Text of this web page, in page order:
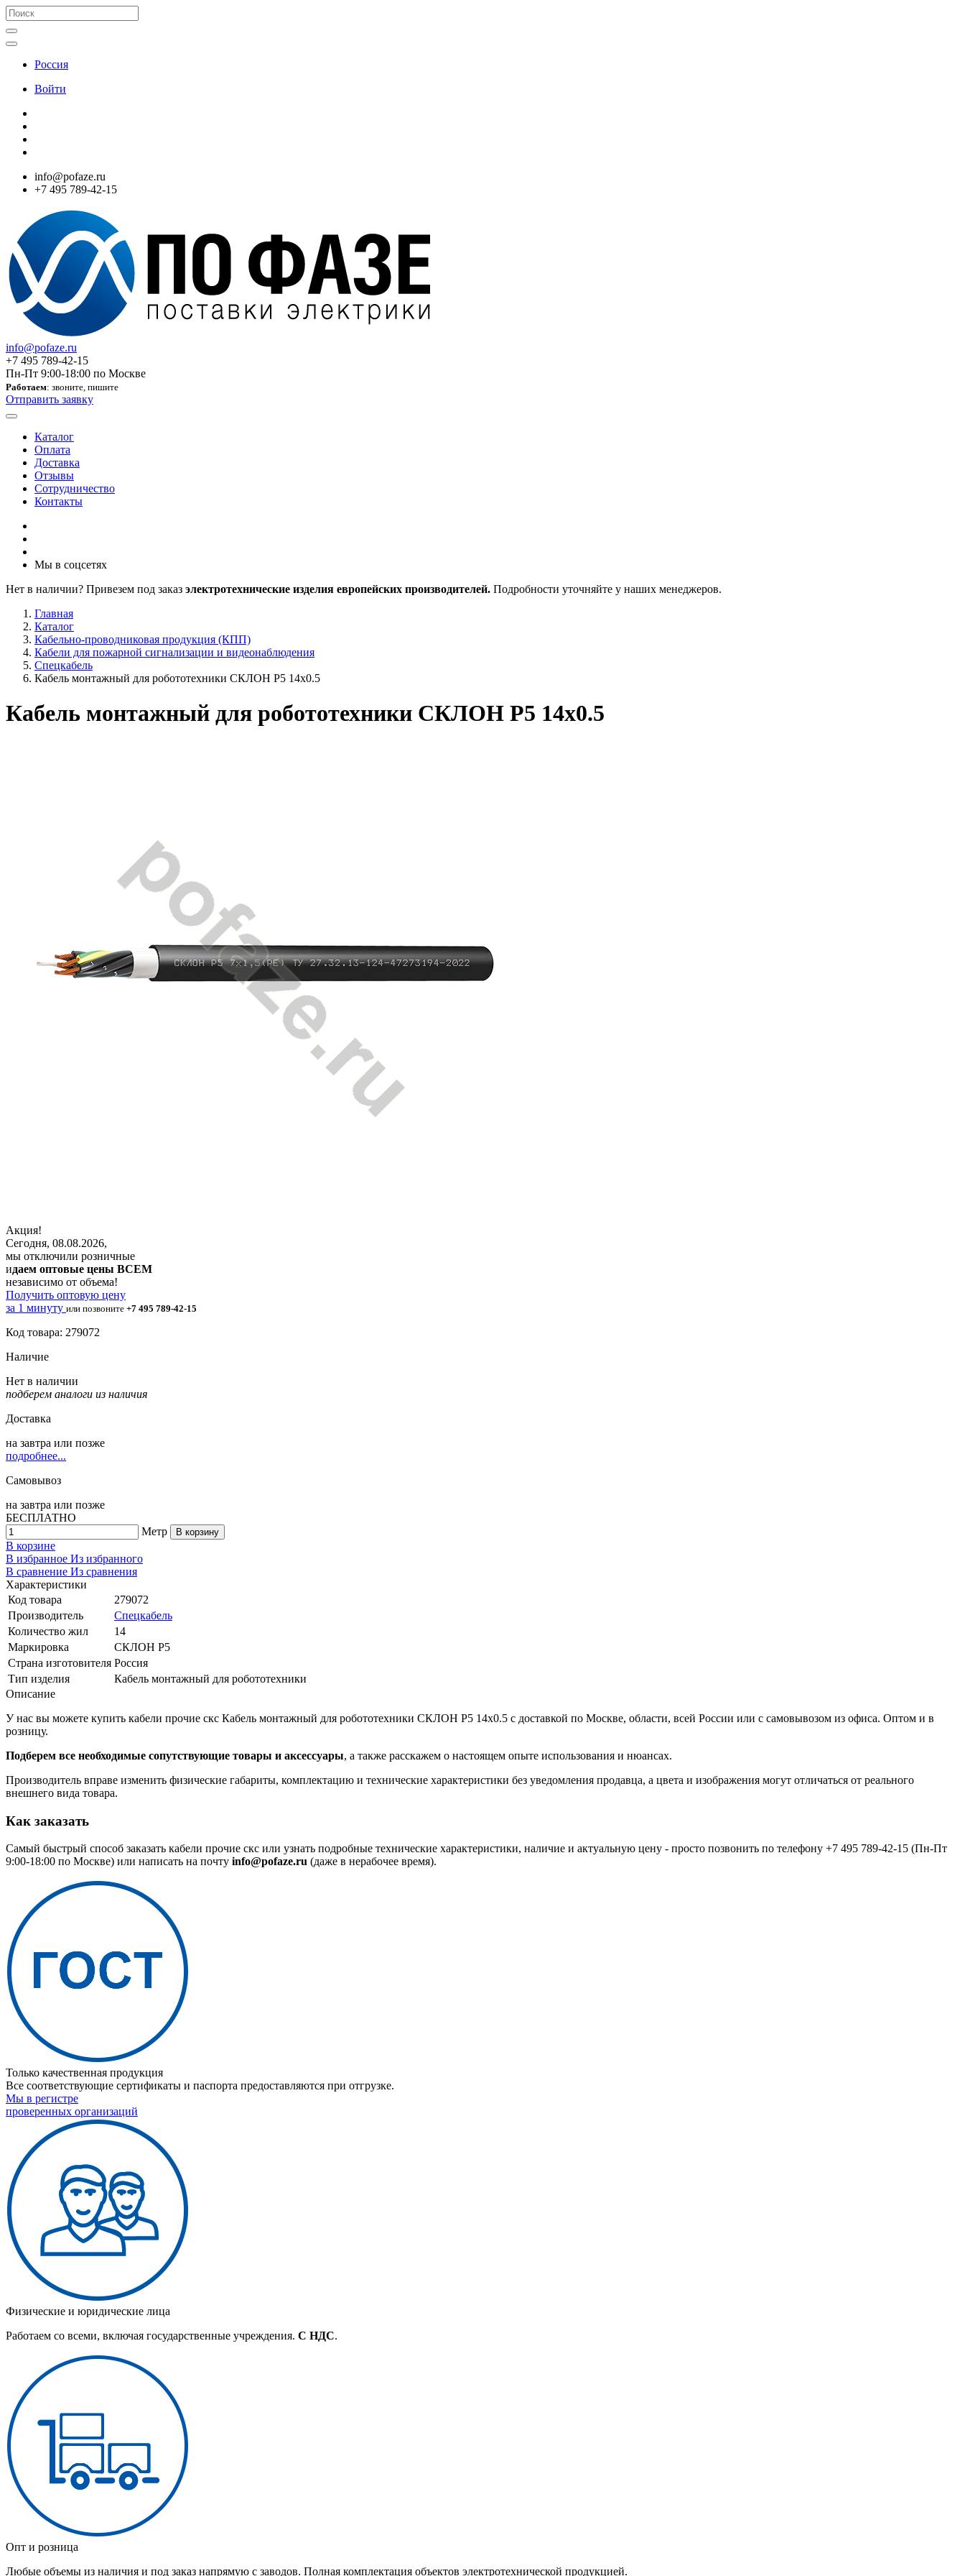
Россия
Войти
info@pofaze.ru
+7 495 789-42-15
info@pofaze.ru
+7 495 789-42-15
Пн-Пт 9:00-18:00 по Москве
Работаем: звоните, пишите
Отправить заявку
Каталог
Оплата
Доставка
Отзывы
Сотрудничество
Контакты
Мы в соцсетях
Нет в наличии? Привезем под заказ электротехнические изделия европейских производителей. Подробности уточняйте у наших менеджеров.
Главная
Каталог
Кабельно-проводниковая продукция (КПП)
Кабели для пожарной сигнализации и видеонаблюдения
Спецкабель
Кабель монтажный для робототехники СКЛОН Р5 14х0.5
Кабель монтажный для робототехники СКЛОН Р5 14х0.5
Акция!
Сегодня, 08.08.2026,
мы отключили розничные
идаем оптовые цены ВСЕМ
независимо от объема!
Получить оптовую цену
за 1 минуту или позвоните +7 495 789-42-15
Код товара: 279072
Наличие
Нет в наличии
подберем аналоги из наличия
Доставка
на завтра или позже
подробнее...
Самовывоз
на завтра или позже
БЕСПЛАТНО
Метр
В корзину
В корзине
В избранное Из избранного
В сравнение Из сравнения
Характеристики
Код товара
279072
Производитель
Спецкабель
Количество жил
14
Маркировка
СКЛОН Р5
Страна изготовителя Россия
Тип изделия
Кабель монтажный для робототехники
Описание
У нас вы можете купить кабели прочие скс Кабель монтажный для робототехники СКЛОН Р5 14х0.5 с доставкой по Москве, области, всей России или с самовывозом из офиса. Оптом и в
розницу.
Подберем все необходимые сопутствующие товары и аксессуары, а также расскажем о настоящем опыте использования и нюансах.
Производитель вправе изменить физические габариты, комплектацию и технические характеристики без уведомления продавца, а цвета и изображения могут отличаться от реального
внешнего вида товара.
Как заказать
Самый быстрый способ заказать кабели прочие скс или узнать подробные технические характеристики, наличие и актуальную цену - просто позвонить по телефону +7 495 789-42-15 (Пн-Пт
9:00-18:00 по Москве) или написать на почту info@pofaze.ru (даже в нерабочее время).
Только качественная продукция
Все соответствующие сертификаты и паспорта предоставляются при отгрузке.
Мы в регистре
проверенных организаций
Физические и юридические лица
Работаем со всеми, включая государственные учреждения. С НДС.
Опт и розница
Любые объемы из наличия и под заказ напрямую с заводов. Полная комплектация объектов электротехнической продукцией.